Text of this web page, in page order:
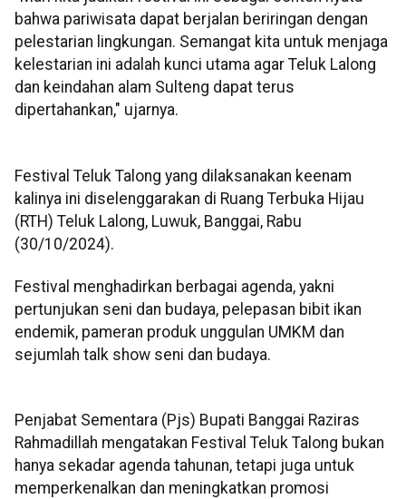
bahwa pariwisata dapat berjalan beriringan dengan
pelestarian lingkungan. Semangat kita untuk menjaga
kelestarian ini adalah kunci utama agar Teluk Lalong
dan keindahan alam Sulteng dapat terus
dipertahankan," ujarnya.
Festival Teluk Talong yang dilaksanakan keenam
kalinya ini diselenggarakan di Ruang Terbuka Hijau
(RTH) Teluk Lalong, Luwuk, Banggai, Rabu
(30/10/2024).
Festival menghadirkan berbagai agenda, yakni
pertunjukan seni dan budaya, pelepasan bibit ikan
endemik, pameran produk unggulan UMKM dan
sejumlah talk show seni dan budaya.
Penjabat Sementara (Pjs) Bupati Banggai Raziras
Rahmadillah mengatakan Festival Teluk Talong bukan
hanya sekadar agenda tahunan, tetapi juga untuk
memperkenalkan dan meningkatkan promosi